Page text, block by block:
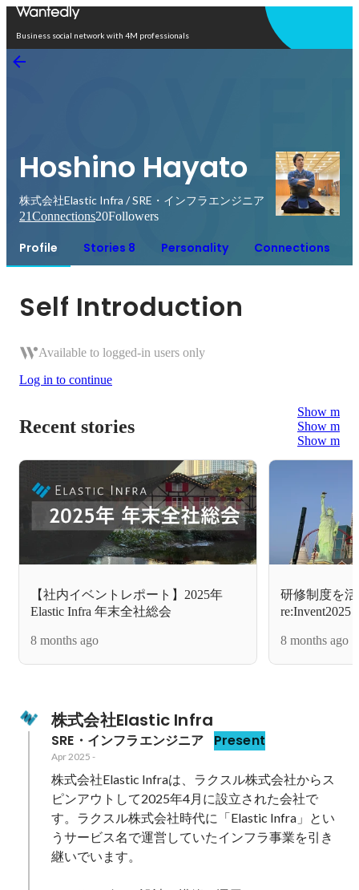
Business social network with 4M professionals
Hoshino Hayato
株式会社Elastic Infra / SRE・インフラエンジニア
21Connections20Followers
Profile Stories 8 Personality Connections
Self Introduction
Available to logged-in users only
Log in to continue
Recent stories
Show more
Show more
Show more
【社内イベントレポート】2025年
Elastic Infra 年末全社総会
8 months ago
研修制度を
8 months ago
株式会社Elastic Infra
SRE・インフラエンジニア Present
Apr 2025 -
株式会社Elastic Infraは、ラクスル株式会社からス
ピンアウトして2025年4月に設立された会社で
す。ラクスル株式会社時代に「Elastic Infra」とい
うサービス名で運営していたインフラ事業を引き
継いでいます。